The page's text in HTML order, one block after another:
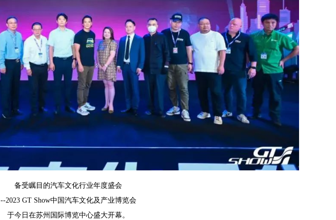
备受瞩目的汽车文化行业年度盛会
--2023 GT Show中国汽车文化及产业博览会
于今日在苏州国际博览中心盛大开幕。